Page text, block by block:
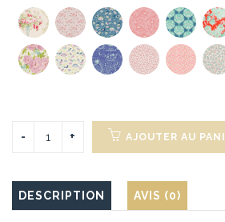
12,00€.6,00€.
AJOUTER AU
DESCRIPTION AVIS (0)